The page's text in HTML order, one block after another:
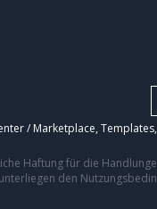
/ Marketplace, Templates,
Haftung für die
den